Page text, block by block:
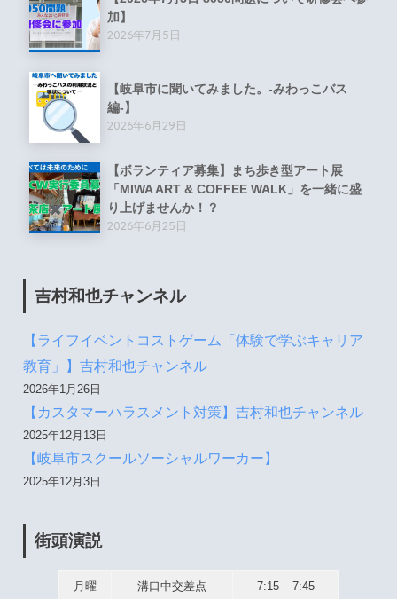
加】
2026年7月5日
【岐阜市に聞いてみました。-みわっこバス
編-】
2026年6月29日
【ボランティア募集】まち歩き型アート展
「MIWA ART & COFFEE WALK」を一緒に盛
り上げませんか！？
2026年6月25日
吉村和也チャンネル
【ライフイベントコストゲーム「体験で学ぶキャリア
教育」】吉村和也チャンネル
2026年1月26日
【カスタマーハラスメント対策】吉村和也チャンネル
2025年12月13日
【岐阜市スクールソーシャルワーカー】
2025年12月3日
街頭演説
月曜 溝口中交差点 7:15 – 7:45